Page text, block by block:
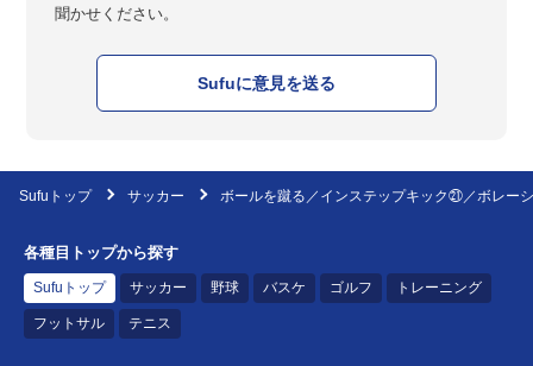
聞かせください。
Sufuに意見を送る
Sufuトップ サッカー ボールを蹴る／インステップキック㉑／ボレー
各種目トップから探す
Sufuトップ サッカー 野球 バスケ ゴルフ トレーニング
フットサル テニス